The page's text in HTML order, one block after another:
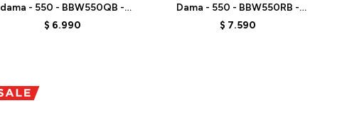
dama - 550 - BBW550QB -
BLACK/PHANTOM
$ 6.990
Dama - 550 - BBW550RB -
LINEN
$ 7.590